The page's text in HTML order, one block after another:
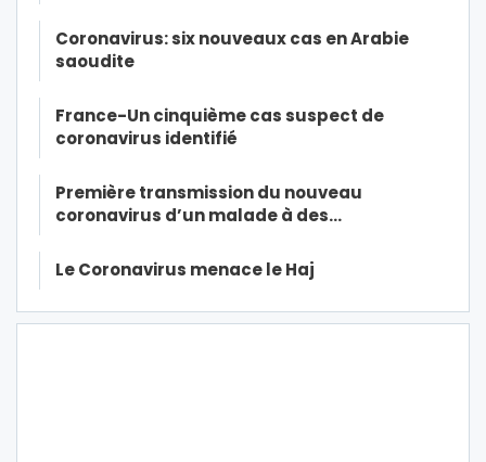
Coronavirus: six nouveaux cas en Arabie
saoudite
France-Un cinquième cas suspect de
coronavirus identifié
Première transmission du nouveau
coronavirus d’un malade à des…
Le Coronavirus menace le Haj